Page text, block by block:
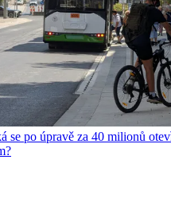
se po úpravě za 40 milionů